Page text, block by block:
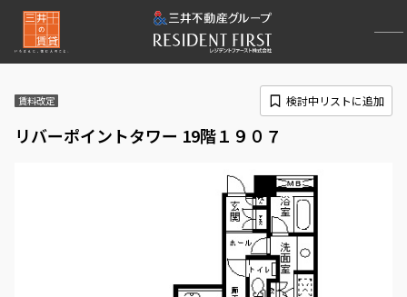
賃料改定
リバーポイントタワー 19階１９０７
検討中リストに追加